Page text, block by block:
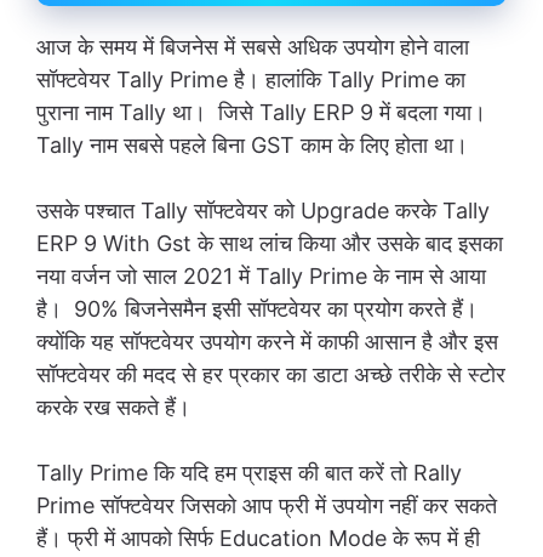
आज के समय में बिजनेस में सबसे अधिक उपयोग होने वाला
सॉफ्टवेयर Tally Prime है। हालांकि Tally Prime का
पुराना नाम Tally था। जिसे Tally ERP 9 में बदला गया।
Tally नाम सबसे पहले बिना GST काम के लिए होता था।
उसके पश्चात Tally सॉफ्टवेयर को Upgrade करके Tally
ERP 9 With Gst के साथ लांच किया और उसके बाद इसका
नया वर्जन जो साल 2021 में Tally Prime के नाम से आया
है। 90% बिजनेसमैन इसी सॉफ्टवेयर का प्रयोग करते हैं।
क्योंकि यह सॉफ्टवेयर उपयोग करने में काफी आसान है और इस
सॉफ्टवेयर की मदद से हर प्रकार का डाटा अच्छे तरीके से स्टोर
करके रख सकते हैं।
Tally Prime कि यदि हम प्राइस की बात करें तो Rally
Prime सॉफ्टवेयर जिसको आप फ्री में उपयोग नहीं कर सकते
हैं। फ्री में आपको सिर्फ Education Mode के रूप में ही